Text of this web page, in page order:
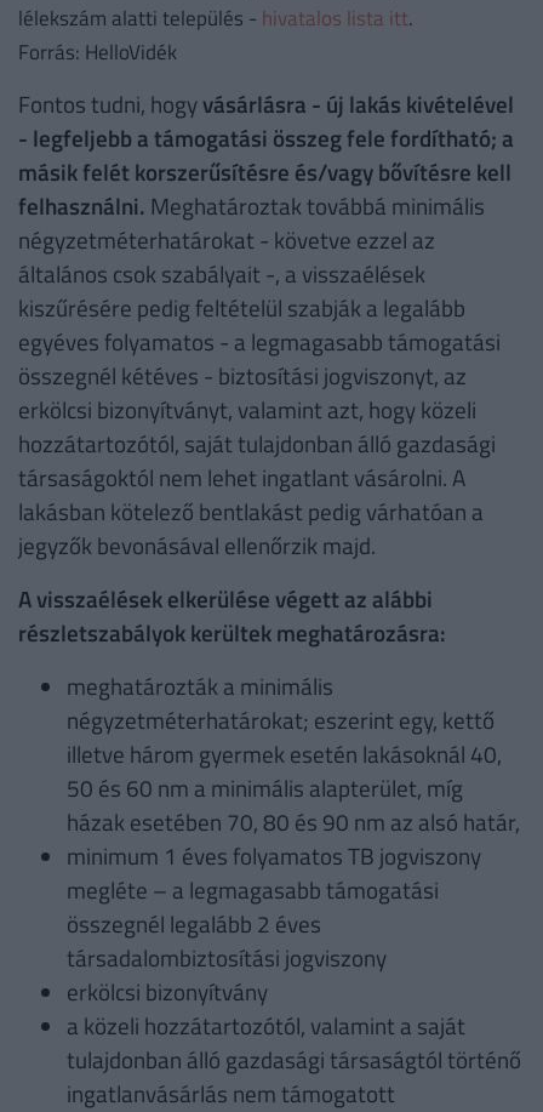
lélekszám alatti település - hivatalos lista itt.
Forrás: HelloVidék
Fontos tudni, hogyvásárlásra - új lakás kivételével
- legfeljebb a támogatási összeg fele fordítható; a
másik felét korszerűsítésre és/vagy bővítésre kell
felhasználni. Meghatároztak továbbá minimális
négyzetméterhatárokat - követve ezzel az
általános csok szabályait -, a visszaélések
kiszűrésére pedig feltételül szabják a legalább
egyéves folyamatos - a legmagasabb támogatási
összegnél kétéves - biztosítási jogviszonyt, az
erkölcsi bizonyítványt, valamint azt, hogy közeli
hozzátartozótól, saját tulajdonban álló gazdasági
társaságoktól nem lehet ingatlant vásárolni. A
lakásban kötelező bentlakást pedig várhatóan a
jegyzők bevonásával ellenőrzik majd.
A visszaélések elkerülése végett az alábbi
részletszabályok kerültek meghatározásra:
meghatározták a minimális
négyzetméterhatárokat; eszerint egy, kettő
illetve három gyermek esetén lakásoknál 40,
50 és 60 nm a minimális alapterület, míg
házak esetében 70, 80 és 90 nm az alsó határ,
minimum 1 éves folyamatos TB jogviszony
megléte – a legmagasabb támogatási
összegnél legalább 2 éves
társadalombiztosítási jogviszony
erkölcsi bizonyítvány
a közeli hozzátartozótól, valamint a saját
tulajdonban álló gazdasági társaságtól történő
ingatlanvásárlás nem támogatott